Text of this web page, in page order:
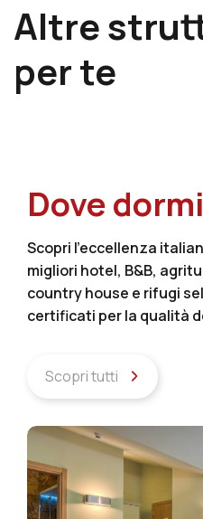
Altre
per te
Dove
Scopri l’eccellenza
migliori hotel, B&B,
country house e rifugi
certificati per la qualità
Scopri tutti